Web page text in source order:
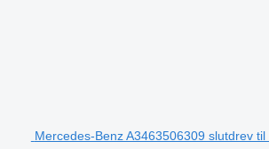
Mercedes-Benz A3463506309 slutdrev